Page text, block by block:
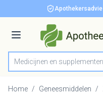
Ga naar de inhoud
Menu
Product, merk, categorie...
Medic
Home / Geneesmiddelen /